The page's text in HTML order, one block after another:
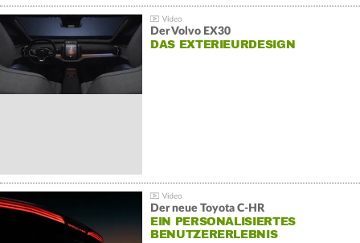
Der Volvo EX30
DAS EXTERIEURDESIGN
Der neue Toyota C-HR
EIN PERSONALISIERTES
BENUTZERERLEBNIS